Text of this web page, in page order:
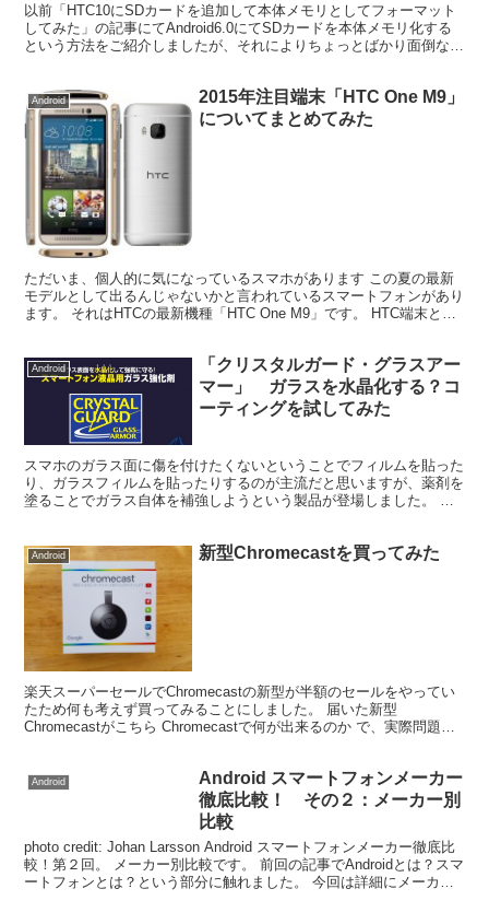
以前「HTC10にSDカードを追加して本体メモリとしてフォーマット
してみた」の記事にてAndroid6.0にてSDカードを本体メモリ化する
という方法をご紹介しましたが、それによりちょっとばかり面倒なこ
Android
2015年注目端末「HTC One M9」
についてまとめてみた
ただいま、個人的に気になっているスマホがあります この夏の最新
モデルとして出るんじゃないかと言われているスマートフォンがあり
ます。 それはHTCの最新機種「HTC One M9」です。 HTC端末とい
Android
「クリスタルガード・グラスアー
マー」 ガラスを水晶化する？コ
ーティングを試してみた
スマホのガラス面に傷を付けたくないということでフィルムを貼った
り、ガラスフィルムを貼ったりするのが主流だと思いますが、薬剤を
塗ることでガラス自体を補強しようという製品が登場しました。 そ
Android 新型Chromecastを買ってみた
楽天スーパーセールでChromecastの新型が半額のセールをやってい
たため何も考えず買ってみることにしました。 届いた新型
Chromecastがこちら Chromecastで何が出来るのか で、実際問題
Android
Android スマートフォンメーカー
徹底比較！ その２：メーカー別
比較
photo credit: Johan Larsson Android スマートフォンメーカー徹底比
較！第２回。 メーカー別比較です。 前回の記事でAndroidとは？スマ
ートフォンとは？という部分に触れました。 今回は詳細にメーカー